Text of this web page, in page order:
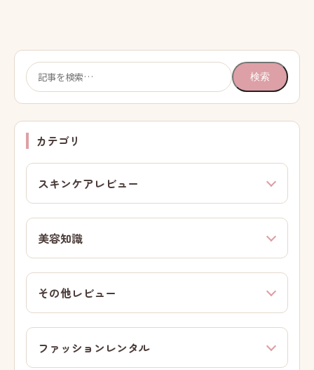
検
索:
検索
カテゴリ
スキンケアレビュー
美容知識
その他レビュー
ファッションレンタル